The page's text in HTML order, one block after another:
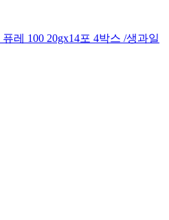
레 100 20gx14포 4박스 /생과일